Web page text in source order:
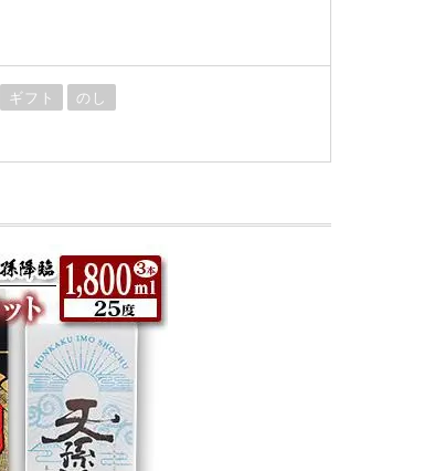
ギフト のし